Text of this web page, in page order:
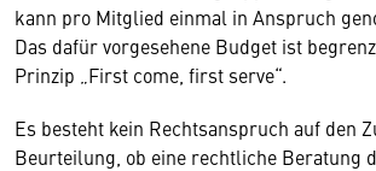
kann pro Mitglied einmal in Anspruch
Das dafür vorgesehene Budget ist
Prinzip „First come, first serve“.
Es besteht kein Rechtsanspruch auf den
Beurteilung, ob eine rechtliche Beratung